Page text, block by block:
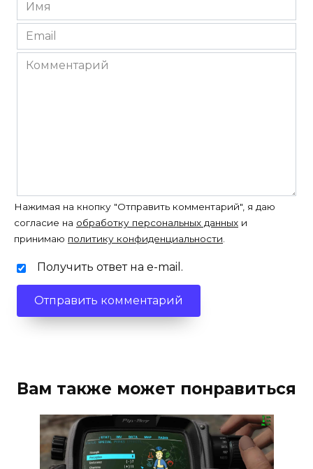
Имя
*
Email
*
Комментарий
Нажимая на кнопку "Отправить комментарий", я даю
согласие на обработку персональных данных и
принимаю политику конфиденциальности.
Получить ответ на e-mail.
Вам также может понравиться